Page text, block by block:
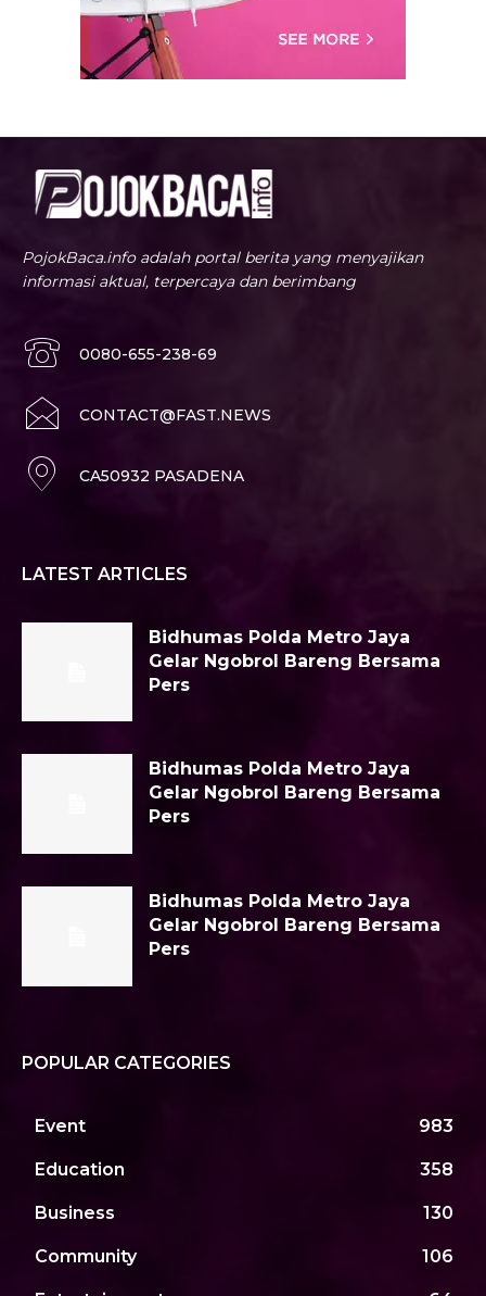
PojokBaca.info adalah portal berita yang menyajikan
informasi aktual, terpercaya dan berimbang
0080-655-238-69
CONTACT@FAST.NEWS
CA50932 PASADENA
LATEST ARTICLES
Bidhumas Polda Metro Jaya
Gelar Ngobrol Bareng Bersama
Pers
Bidhumas Polda Metro Jaya
Gelar Ngobrol Bareng Bersama
Pers
Bidhumas Polda Metro Jaya
Gelar Ngobrol Bareng Bersama
Pers
POPULAR CATEGORIES
Event 983
Education 358
Business 130
Community 106